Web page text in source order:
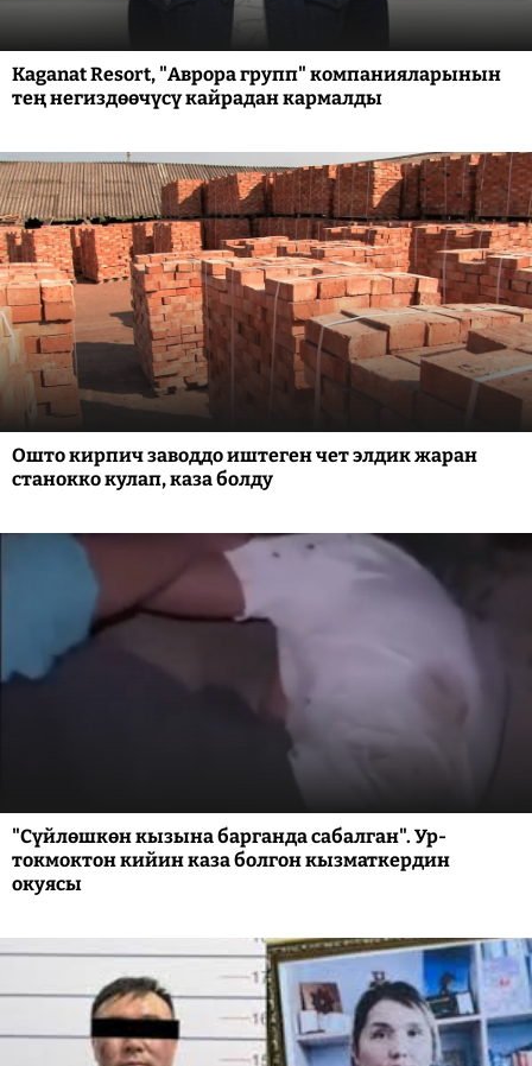
Kaganat Resort, "Аврора групп" компанияларынын
тең негиздөөчүсү кайрадан кармалды
Ошто кирпич заводдо иштеген чет элдик жаран
станокко кулап, каза болду
"Сүйлөшкөн кызына барганда сабалган". Ур-
токмоктон кийин каза болгон кызматкердин
окуясы